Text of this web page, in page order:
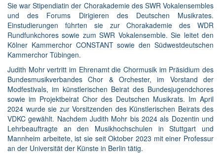
Sie war Stipendiatin der Chorakademie des SWR Vokalensembles
und des Forums Dirigieren des Deutschen Musikrates.
Einstudierungen führten sie zur Chorakademie des WDR
Rundfunkchores sowie zum SWR Vokalensemble. Sie leitet den
Kölner Kammerchor CONSTANT sowie den Südwestdeutschen
Kammerchor Tübingen.
Judith Mohr vertritt im Ehrenamt die Chormusik im Präsidium des
Bundesmusikverbandes Chor & Orchester, im Vorstand der
Modfestivals, im künstlerischen Beirat des Bundesjugendchores
sowie im Projektbeirat Chor des Deutschen Musikrats. Im April
2024 wurde sie zur Vorsitzenden des Künstlerischen Beirats des
VDKC gewählt. Nachdem Judith Mohr bis 2024 als Dozentin und
Lehrbeauftragte an den Musikhochschulen in Stuttgart und
Mannheim arbeitete, ist sie seit Oktober 2023 mit einer Professur
an der Universität der Künste in Berlin tätig.